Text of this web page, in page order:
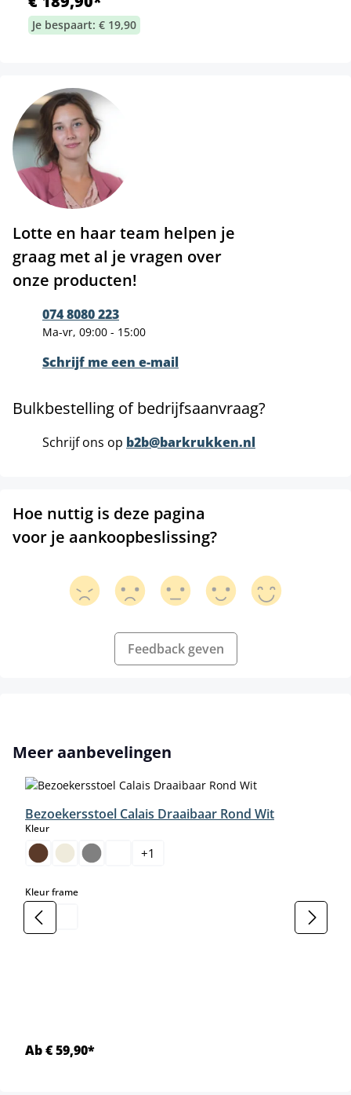
Je bespaart: € 19,90
Lotte en haar team helpen je
graag met al je vragen over
onze producten!
074 8080 223
Ma-vr, 09:00 - 15:00
Schrijf me een e-mail
Bulkbestelling of bedrijfsaanvraag?
Schrijf ons op b2b@barkrukken.nl
Hoe nuttig is deze pagina
voor je aankoopbeslissing?
Feedback geven
Productgalerij overslaan
Meer aanbevelingen
Bezoekersstoel Calais Draaibaar Rond Wit
Kleurselect
+1
Kleur frameselect
Ab € 59,90*